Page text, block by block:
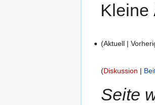
Kleine
Aktuell
Diskussion
Seite